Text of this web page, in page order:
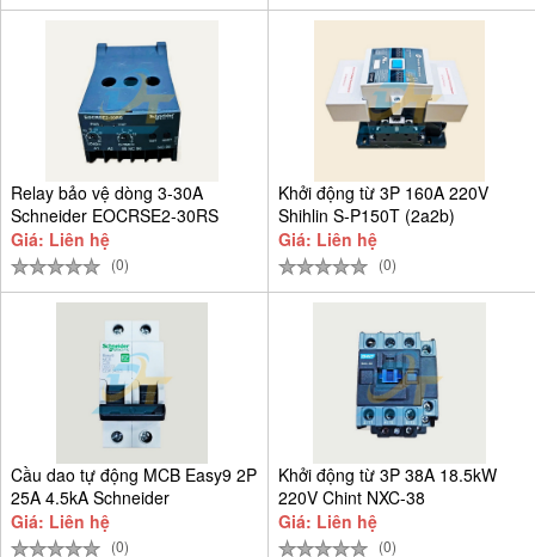
Relay bảo vệ dòng 3-30A
Schneider EOCRSE2-30RS
Giá: Liên hệ
(0)
Khởi động từ 3P 160A 220V
Shihlin S-P150T (2a2b)
Giá: Liên hệ
(0)
Cầu dao tự động MCB Easy9 2P
25A 4.5kA Schneider
EZ9F34225
Giá: Liên hệ
(0)
Khởi động từ 3P 38A 18.5kW
220V Chint NXC-38
Giá: Liên hệ
(0)